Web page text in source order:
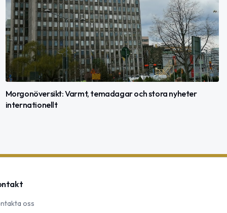
Morgonöversikt: Varmt, temadagar och stora nyheter
internationellt
oss